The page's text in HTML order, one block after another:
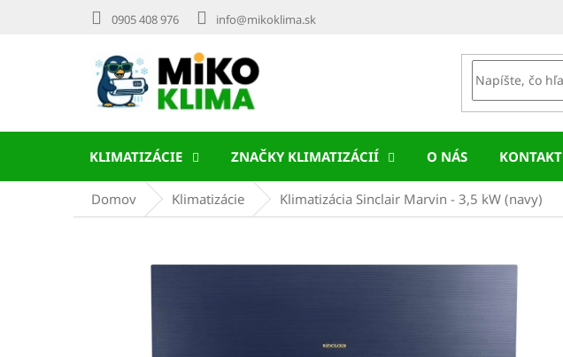
0905 408 976 info@mikoklima.sk
KLIMATIZÁCIE ZNAČKY KLIMATIZÁCIÍ O NÁS KONTAKT
Domov Klimatizácie Klimatizácia Sinclair Marvin - 3,5 kW (navy)